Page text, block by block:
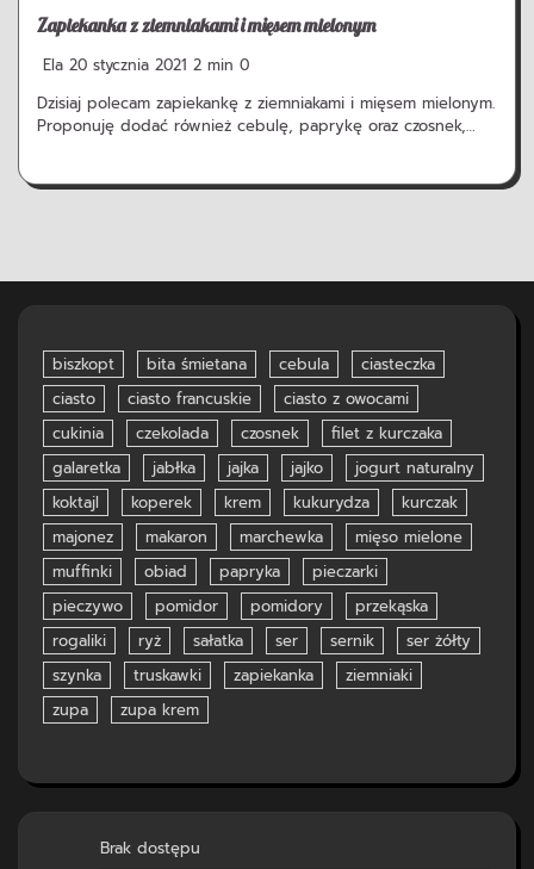
Zapiekanka z ziemniakami i mięsem mielonym
Ela 20 stycznia 2021 2 min 0
Dzisiaj polecam zapiekankę z ziemniakami i mięsem mielonym.
Proponuję dodać również cebulę, paprykę oraz czosnek,…
biszkopt bita śmietana cebula
ciasteczka
ciasto
ciasto francuskie
ciasto z owocami
cukinia
czekolada czosnek
filet z kurczaka
galaretka
jabłka jajka jajko
jogurt naturalny
koktajl
koperek krem kukurydza
kurczak
majonez
makaron marchewka
mięso mielone
muffinki
obiad papryka
pieczarki
pieczywo
pomidor pomidory
przekąska
rogaliki
ryż sałatka ser sernik
ser żółty
szynka
truskawki zapiekanka
ziemniaki
zupa
zupa krem
Brak dostępu